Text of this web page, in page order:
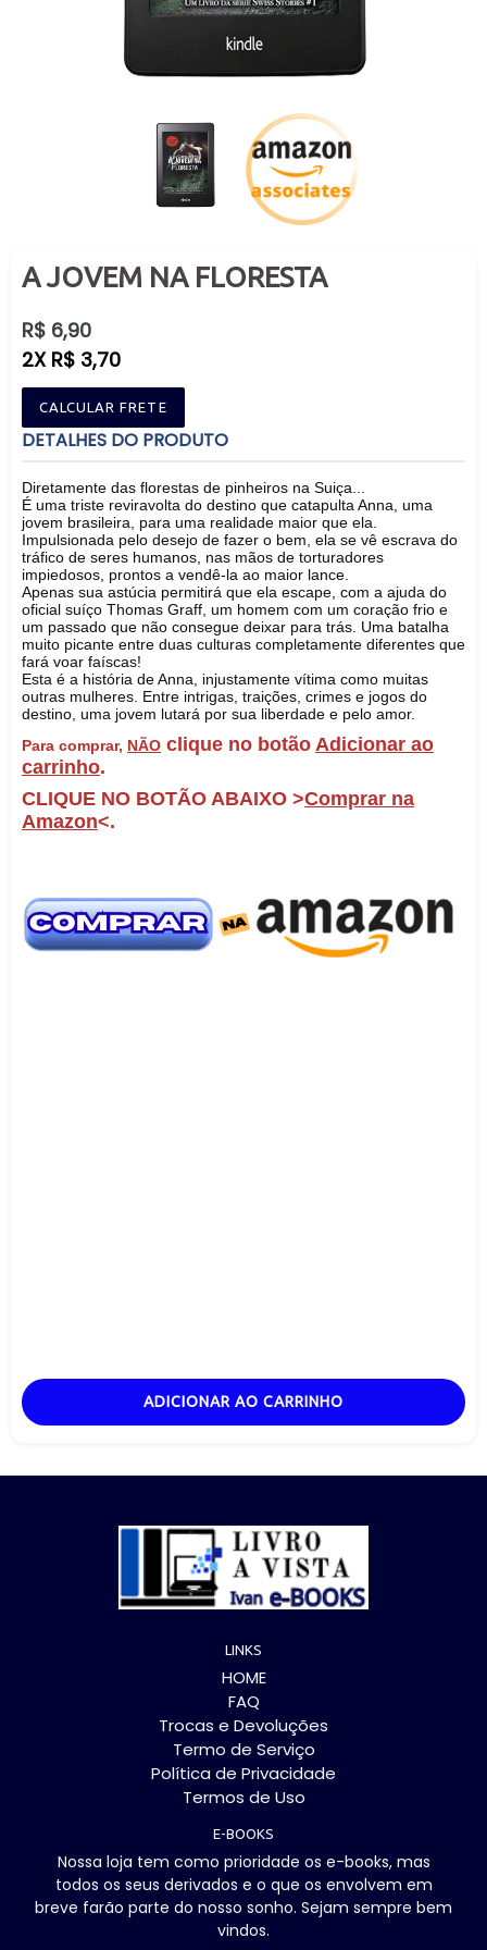
A JOVEM NA FLORESTA
Preço
normal
R$ 6,90
2X R$ 3,70
CALCULAR FRETE
DETALHES DO PRODUTO
Diretamente das florestas de pinheiros na Suiça...
É uma triste reviravolta do destino que catapulta Anna, uma
jovem brasileira, para uma realidade maior que ela.
Impulsionada pelo desejo de fazer o bem, ela se vê escrava do
tráfico de seres humanos, nas mãos de torturadores
impiedosos, prontos a vendê-la ao maior lance.
Apenas sua astúcia permitirá que ela escape, com a ajuda do
oficial suíço Thomas Graff, um homem com um coração frio e
um passado que não consegue deixar para trás. Uma batalha
muito picante entre duas culturas completamente diferentes que
fará voar faíscas!
Esta é a história de Anna, injustamente vítima como muitas
outras mulheres. Entre intrigas, traições, crimes e jogos do
destino, uma jovem lutará por sua liberdade e pelo amor.
Para comprar, NÃO clique no botão Adicionar ao
carrinho.
CLIQUE NO BOTÃO ABAIXO >Comprar na
Amazon<.
ADICIONAR AO CARRINHO
LINKS
HOME
FAQ
Trocas e Devoluções
Termo de Serviço
Política de Privacidade
Termos de Uso
E-BOOKS
Nossa loja tem como prioridade os e-books, mas
todos os seus derivados e o que os envolvem em
breve farão parte do nosso sonho. Sejam sempre bem
vindos.